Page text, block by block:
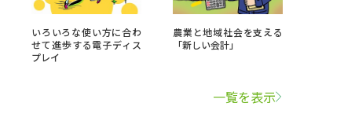
大学検索
いろいろな使い方に合わ
せて進歩する電子ディス
プレイ
農業と地域社会を支える
「新しい会計」
一覧を表示